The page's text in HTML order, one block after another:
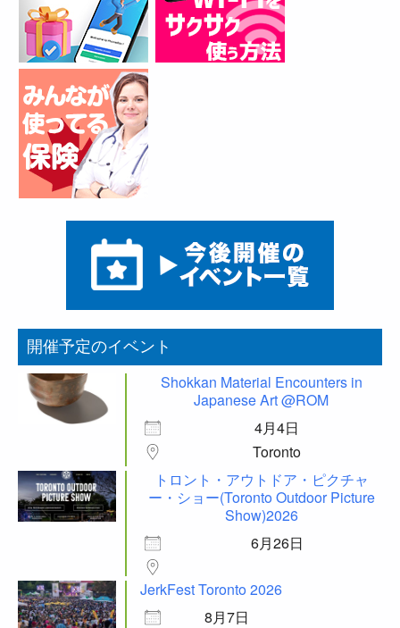
開催予定のイベント
Shokkan Material Encounters in
Japanese Art @ROM
4月4日
Toronto
トロント・アウトドア・ピクチャ
ー・ショー(Toronto Outdoor Picture
Show)2026
6月26日
JerkFest Toronto 2026
8月7日